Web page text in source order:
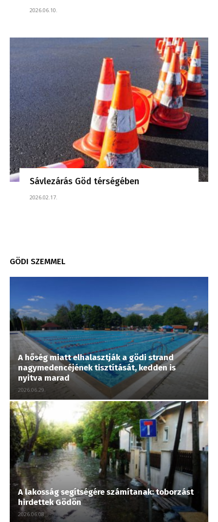
2026.06.10.
Sávlezárás Göd térségében
2026.02.17.
GÖDI SZEMMEL
A hőség miatt elhalasztják a gödi strand
nagymedencéjének tisztítását, kedden is
nyitva marad
2026.06.29.
A lakosság segítségére számítanak: toborzást
hirdettek Gödön
2026.06.08.